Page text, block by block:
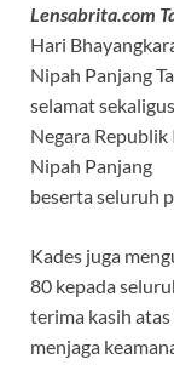
b
o
k
s
A
p
g
r
a
m
l
Lensabrita.com
Hari
Nipah Panjang
selamat
Negara
Nipah Panjang
beserta seluruh
Kades juga
80 kepada
terima kasih
menjaga